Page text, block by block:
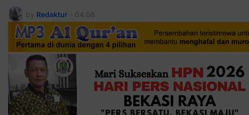
by Redaktur - 04.08